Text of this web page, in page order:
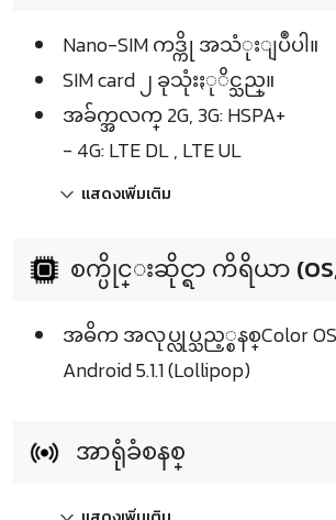
Nano-SIM ကဒ္ကို အသံုးျပဳပါ။
SIM card ၂ ခုသုံးႏုိင္သည္။
အခ်က္အလက္ 2G, 3G: HSPA+
- 4G: LTE DL , LTE UL
แสดงเพิ่มเติม
စက္ပိုင္းဆိုင္ရာ ကိရိယာ (OS,
အဓိက အလုပ္လုပ္သည့္စနစ္Color OS
Android 5.1.1 (Lollipop)
အာရုံခံစနစ္